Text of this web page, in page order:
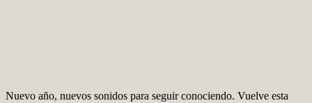
Nuevo año, nuevos sonidos para seguir conociendo. Vuelve esta